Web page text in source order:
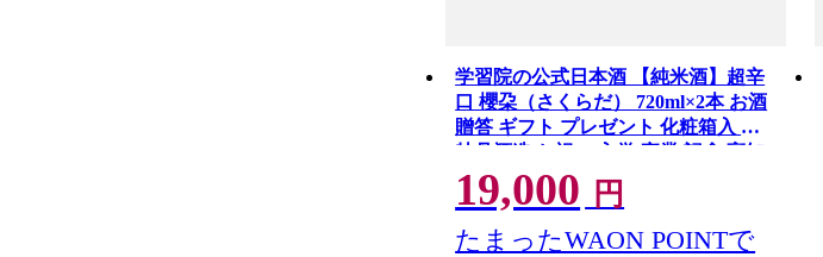
学習院の公式日本酒 【純米酒】超辛
口 櫻朶（さくらだ） 720ml×2本 お酒
贈答 ギフト プレゼント 化粧箱入 司
牡丹酒造 お祝い 入学 卒業 記念 高知
蓁々会 グッズ
19,000 円
たまったWAON POINTで